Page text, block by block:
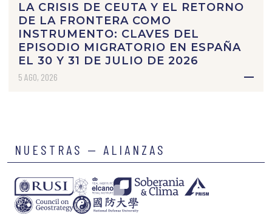
LA CRISIS DE CEUTA Y EL RETORNO
DE LA FRONTERA COMO
INSTRUMENTO: CLAVES DEL
EPISODIO MIGRATORIO EN ESPAÑA
EL 30 Y 31 DE JULIO DE 2026
5 AGO, 2026
NUESTRAS — ALIANZAS